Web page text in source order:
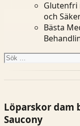
Glutenfri
och
Bästa
Sök
Löparskor dam
Saucony